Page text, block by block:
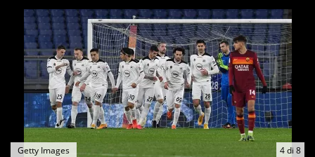
4di 8
Getty Images